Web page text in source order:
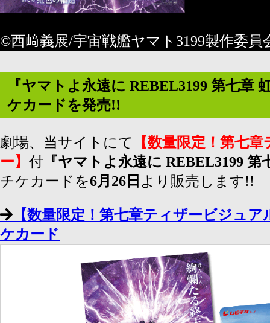
©西﨑義展/宇宙戦艦ヤマト3199製作委員
『ヤマトよ永遠に REBEL3199 第七章
ケカードを発売!!
劇場、当サイトにて
【数量限定！第七
ー】 付 『ヤマトよ永遠に REBEL3199 第
チケカードを6月26日 より販売します!!
【数量限定！第七章ティザービジュ
ケカード